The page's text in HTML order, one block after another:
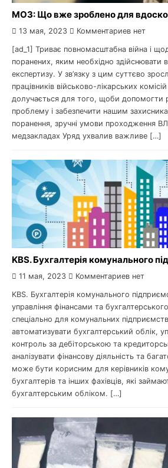
МОЗ: Що вже зроблено для
13 мая, 2023 Комментариев нет
[ad_1] Триває повномасштабна війна і
поранених, яким необхідно здійснювати
експертизу. У зв’язку з цим суттєво
працівників військово-лікарських
долучається для того, щоби допомогти
проблему і забезпечити нашим
поранення, зручні умови проходження
медзакладах Уряд ухвалив важливе […]
KBS. Бухгалтерія комунального
11 мая, 2023 Комментариев нет
KBS. Бухгалтерія комунального
управління фінансами та
спеціально для комунальних
автоматизувати бухгалтерський облік,
контроль за дебіторською та
аналізувати фінансову діяльність та
може бути корисним для керівників
бухгалтерів та інших фахівців, які
бухгалтерським обліком. […]